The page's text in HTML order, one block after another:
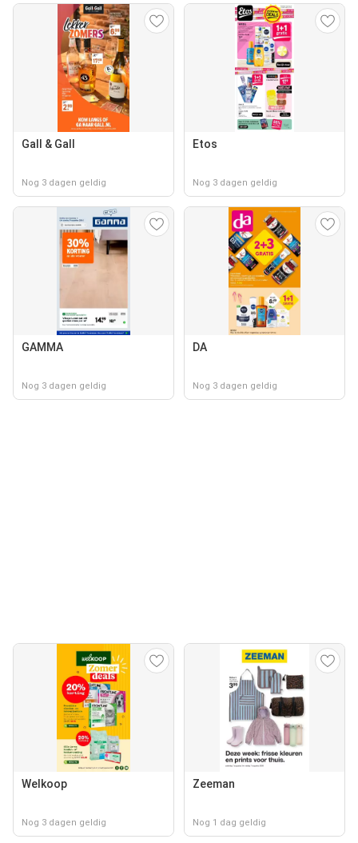
Gall & Gall
Nog 3 dagen geldig
Etos
Nog 3 dagen geldig
GAMMA
Nog 3 dagen geldig
DA
Nog 3 dagen geldig
Welkoop
Nog 3 dagen geldig
Zeeman
Nog 1 dag geldig